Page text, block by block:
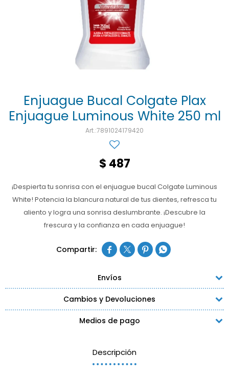
Enjuague Bucal Colgate Plax
Enjuague Luminous White 250 ml
7891024179420
$ 487
¡Despierta tu sonrisa con el enjuague bucal Colgate Luminous
White! Potencia la blancura natural de tus dientes, refresca tu
aliento y logra una sonrisa deslumbrante. ¡Descubre la
frescura y la confianza en cada enjuague!
   
Envíos
Cambios y Devoluciones
Medios de pago
Descripción
Test de autodiagnóstico
Productos fraccionados
Alimentación